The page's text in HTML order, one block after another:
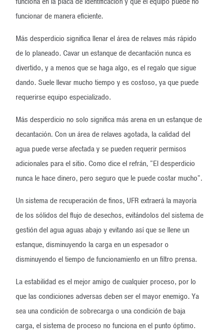
funcionar de manera eficiente.
Más desperdicio significa llenar el área de relaves más rápido
de lo planeado. Cavar un estanque de decantación nunca es
divertido, y a menos que se haga algo, es el regalo que sigue
dando. Suele llevar mucho tiempo y es costoso, ya que puede
requerirse equipo especializado.
Más desperdicio no solo significa más arena en un estanque de
decantación. Con un área de relaves agotada, la calidad del
agua puede verse afectada y se pueden requerir permisos
adicionales para el sitio. Como dice el refrán, "El desperdicio
nunca le hace dinero, pero seguro que le puede costar mucho".
Un sistema de recuperación de finos, UFR extraerá la mayoría
de los sólidos del flujo de desechos, evitándolos del sistema de
gestión del agua aguas abajo y evitando así que se llene un
estanque, disminuyendo la carga en un espesador o
disminuyendo el tiempo de funcionamiento en un filtro prensa.
La estabilidad es el mejor amigo de cualquier proceso, por lo
que las condiciones adversas deben ser el mayor enemigo. Ya
sea una condición de sobrecarga o una condición de baja
carga, el sistema de proceso no funciona en el punto óptimo.